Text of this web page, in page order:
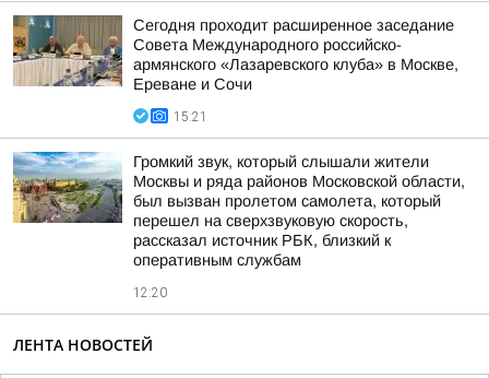
Сегодня проходит расширенное заседание
Совета Международного российско-
армянского «Лазаревского клуба» в Москве,
Ереване и Сочи
15:21
Громкий звук, который слышали жители
Москвы и ряда районов Московской области,
был вызван пролетом самолета, который
перешел на сверхзвуковую скорость,
рассказал источник РБК, близкий к
оперативным службам
12:20
ЛЕНТА НОВОСТЕЙ